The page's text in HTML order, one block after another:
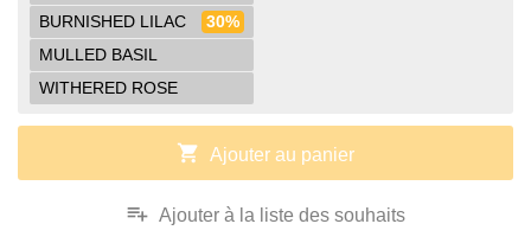
BURNISHED LILAC
30%
MULLED BASIL
WITHERED ROSE
shopping_cart Ajouter au panier
playlist_add Ajouter à la liste des souhaits